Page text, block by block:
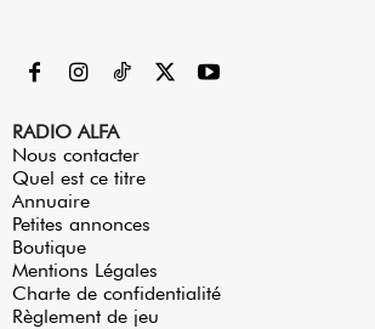
RADIO ALFA
Nous contacter
Quel est ce titre
Annuaire
Petites annonces
Boutique
Mentions Légales
Charte de confidentialité
Règlement de jeu